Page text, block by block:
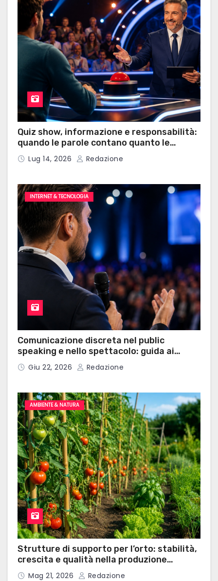
Quiz show, informazione e responsabilità:
quando le parole contano quanto le
risposte
Lug 14, 2026 Redazione
INTERNET & TECNOLOGIA
Comunicazione discreta nel public
speaking e nello spettacolo: guida ai
microauricolari professionali
Giu 22, 2026 Redazione
AMBIENTE & NATURA
Strutture di supporto per l’orto: stabilità,
crescita e qualità nella produzione
domestica
Mag 21, 2026 Redazione